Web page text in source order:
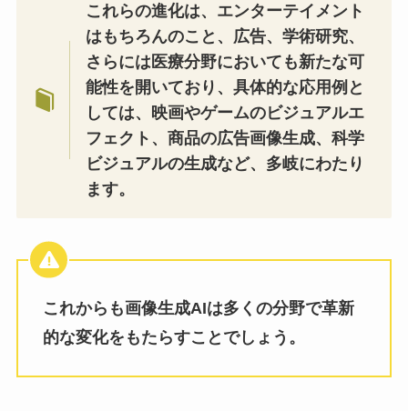
これらの進化は、エンターテイメント
はもちろんのこと、広告、学術研究、
さらには医療分野においても新たな可
能性を開いており、具体的な応用例と
しては、映画やゲームのビジュアルエ
フェクト、商品の広告画像生成、科学
ビジュアルの生成など、多岐にわたり
ます。
これからも画像生成AIは多くの分野で革新
的な変化をもたらすことでしょう。